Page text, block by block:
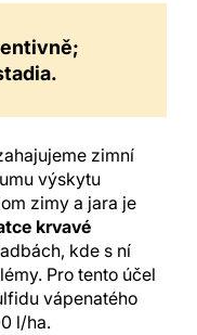
zimní
výskytu
zimy a jara je
krvavé
kde s ní
Pro tento účel
vápenatého
l/ha.